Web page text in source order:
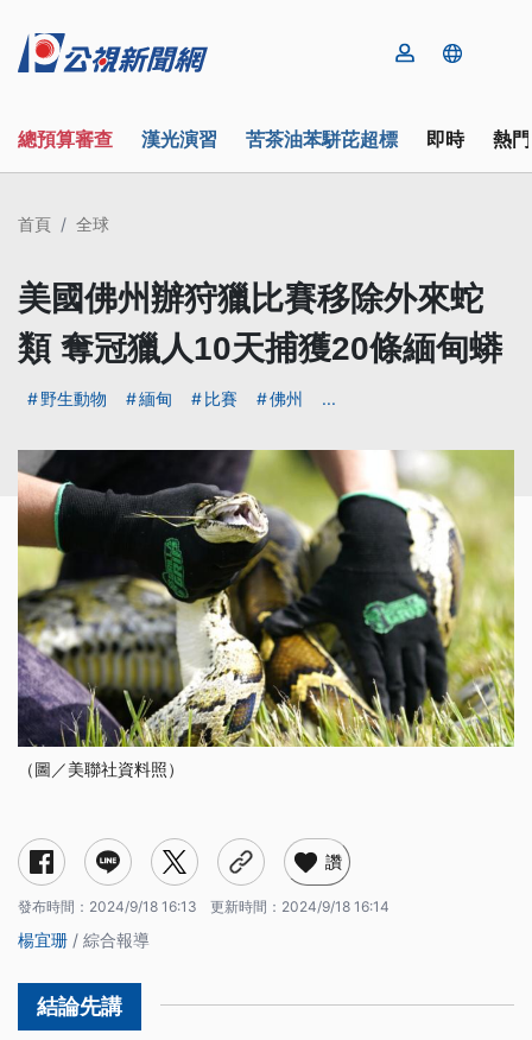
總預算審查 漢光演習 苦茶油苯駢芘超標 即時 熱
首頁 全球
美國佛州辦狩獵比賽移除外來蛇
類 奪冠獵人10天捕獲20條緬甸蟒
野生動物 緬甸 比賽 佛州 ...
（圖／美聯社資料照）
讚
發布時間： 2024/9/18 16:13 更新時間： 2024/9/18 16:14
楊宜珊 / 綜合報導